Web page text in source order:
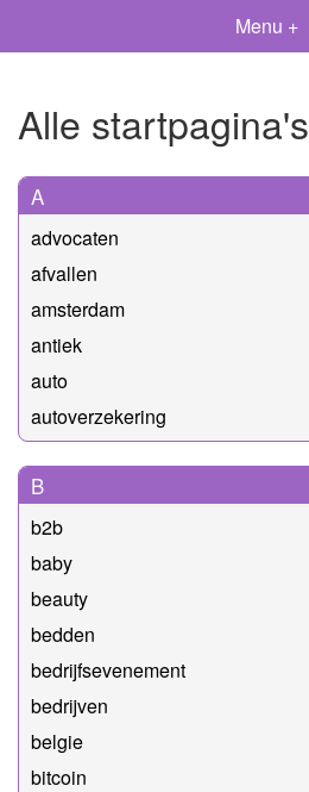
Menu +
Alle startpagina's
A
advocaten
afvallen
amsterdam
antiek
auto
autoverzekering
B
b2b
baby
beauty
bedden
bedrijfsevenement
bedrijven
belgie
bitcoin